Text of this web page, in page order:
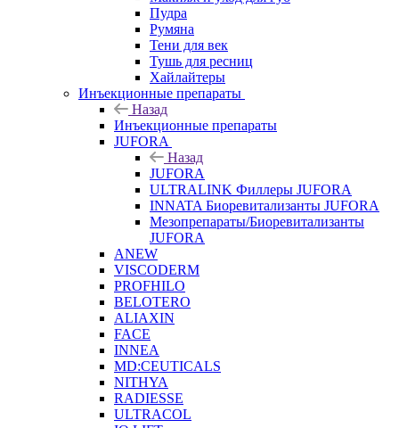
Пудра
Румяна
Тени для век
Тушь для ресниц
Хайлайтеры
Инъекционные препараты
Назад
Инъекционные препараты
JUFORA
Назад
JUFORA
ULTRALINK Филлеры JUFORA
INNATA Биоревитализанты JUFORA
Мезопрепараты/Биоревитализанты
JUFORA
ANEW
VISCODERM
PROFHILO
BELOTERO
ALIAXIN
FACE
INNEA
MD:CEUTICALS
NITHYA
RADIESSE
ULTRACOL